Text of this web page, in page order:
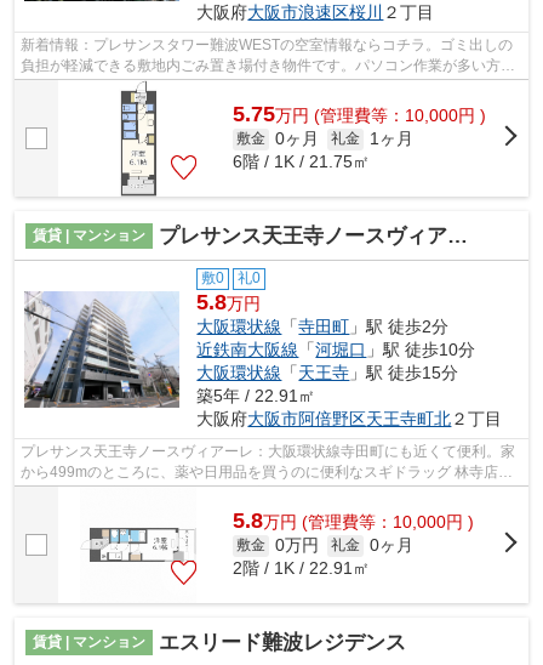
大阪府大阪市浪速区桜川 ２丁目
新着情報：プレサンスタワー難波WESTの空室情報ならコチラ。ゴミ出しの
負担が軽減できる敷地内ごみ置き場付き物件です。パソコン作業が多い方に
はもってこいの物件マンション、光回線...
5.75万円 (管理費等：10,000円 )
敷金 0ヶ月 礼金
1ヶ月
6階 / 1K / 21.75㎡
賃貸 | マンション プレサンス天王寺ノースヴィアーレ
敷0 礼0
5.8万円
大阪環状線 「寺田町 」駅 徒歩2分
近鉄南大阪線 「河堀口 」駅 徒歩10分
大阪環状線 「天王寺 」駅 徒歩15分
築5年 / 22.91㎡
大阪府大阪市阿倍野区天王寺町北２丁目
プレサンス天王寺ノースヴィアーレ：大阪環状線寺田町にも近くて便利。家
から499mのところに、薬や日用品を買うのに便利なスギドラッグ 林寺店が
あります。お家でパソコン使いたい方に...
5.8万円 (管理費等：10,000円 )
敷金 0万円 礼金 0ヶ月
2階 / 1K / 22.91㎡
賃貸 | マンション エスリード難波レジデンス